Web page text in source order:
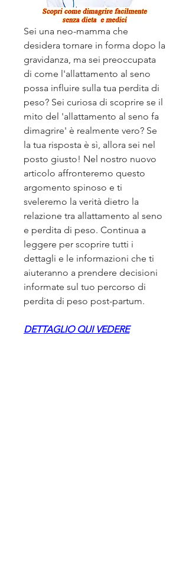
Sei una neo-mamma che
desidera tornare in forma dopo la
gravidanza, ma sei preoccupata
di come l'allattamento al seno
possa influire sulla tua perdita di
peso? Sei curiosa di scoprire se il
mito del 'allattamento al seno fa
dimagrire' è realmente vero? Se
la tua risposta è sì, allora sei nel
posto giusto! Nel nostro nuovo
articolo affronteremo questo
argomento spinoso e ti
sveleremo la verità dietro la
relazione tra allattamento al seno
e perdita di peso. Continua a
leggere per scoprire tutti i
dettagli e le informazioni che ti
aiuteranno a prendere decisioni
informate sul tuo percorso di
perdita di peso post-partum.
DETTAGLIO QUI VEDERE